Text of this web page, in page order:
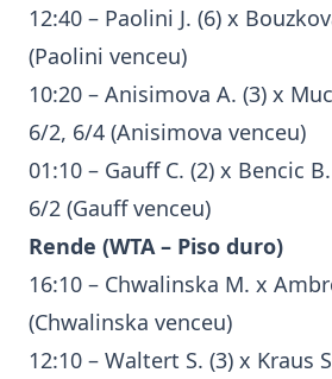
12:40 – Paolini J. (6) x
(Paolini venceu)
10:20 – Anisimova A. (3) x
6/2, 6/4 (Anisimova venceu)
01:10 – GauffC. (2) x Bencic
6/2 (Gauffvenceu)
Rende (WTA– Piso duro)
16:10 – Chwalinska M. x
(Chwalinska venceu)
12:10 – Waltert S. (3) x Kraus